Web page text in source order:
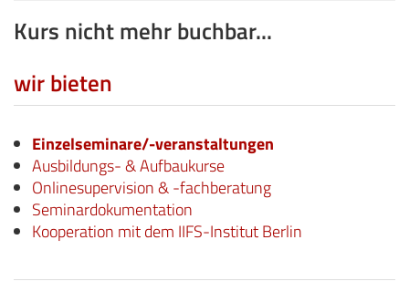
Kurs nicht mehr buchbar...
wir bieten
Einzelseminare/-veranstaltungen
Ausbildungs- & Aufbaukurse
Onlinesupervision & -fachberatung
Seminardokumentation
Kooperation mit dem IIFS-Institut Berlin